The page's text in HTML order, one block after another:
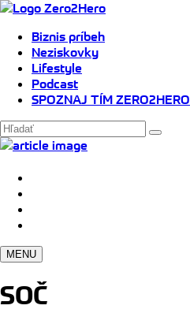
Biznis príbeh
Neziskovky
Lifestyle
Podcast
SPOZNAJ TÍM ZERO2HERO
MENU
SOČ